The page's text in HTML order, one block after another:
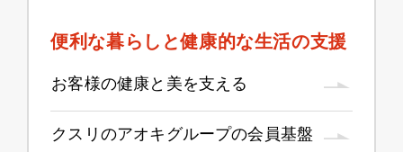
便利な暮らしと健康的な生活の支援
お客様の健康と美を支える
クスリのアオキグループの会員基盤